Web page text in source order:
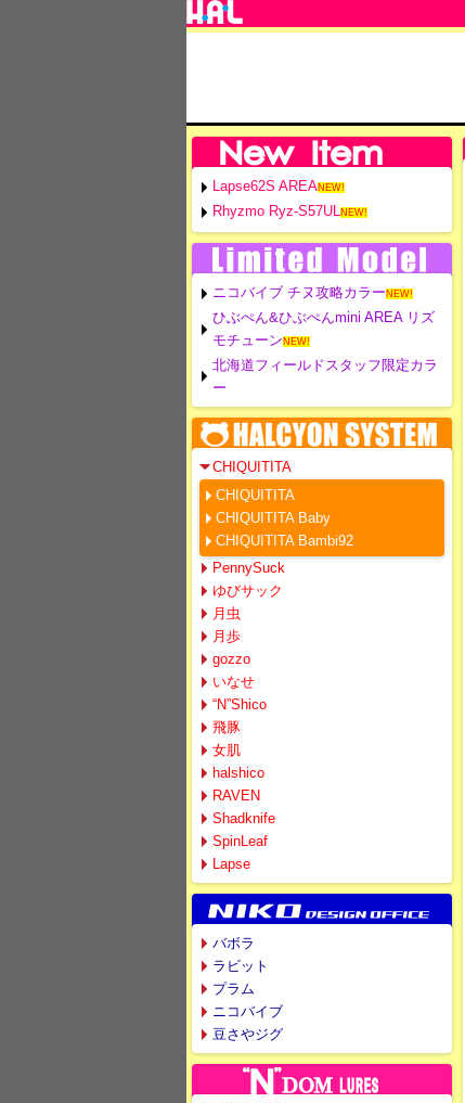
Lapse62S AREANEW!
Rhyzmo Ryz-S57ULNEW!
ニコバイブ チヌ攻略カラー NEW!
ひぶぺん&ひぶぺんmini AREA リズ
モチューン NEW!
北海道フィールドスタッフ限定カラ
ー
CHIQUITITA
CHIQUITITA
CHIQUITITA Baby
CHIQUITITA Bambi92
PennySuck
ゆびサック
月虫
月歩
gozzo
いなせ
“N”Shico
飛豚
女肌
halshico
RAVEN
Shadknife
SpinLeaf
Lapse
バボラ
ラビット
プラム
ニコバイブ
豆さやジグ